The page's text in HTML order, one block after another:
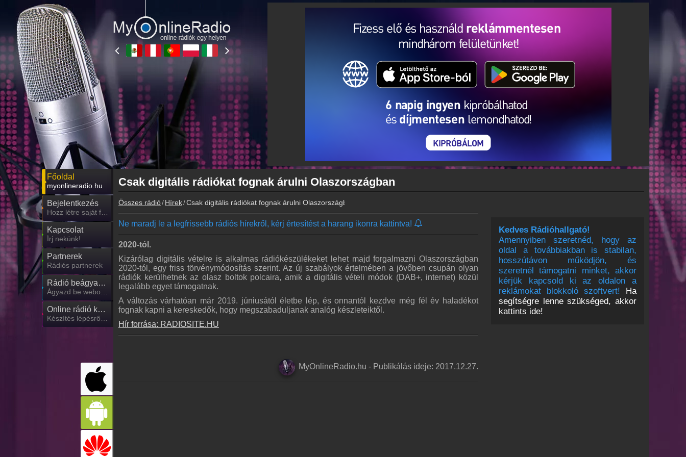
Főoldal
myonlineradio.hu
Bejelentkezés
Kapcsolat
Írj nekünk!
Partnerek
Rádiós partnerek
Rádió beágyazás
Online rádió készítés
Csak digitális rádiókat fognak árulni Olaszországban
Összes rádió Hírek Csak digitális rádiókat fognak árulni Olaszországban
Kedves Rádióhallgató!
Amennyiben szeretnéd, hogy az
oldal a továbbiakban is stabilan,
hosszútávon működjön, és
szeretnél támogatni minket, akkor
kérjük kapcsold ki az oldalon a
reklámokat blokkoló szoftvert! Ha
segítségre lenne szükséged, akkor
kattints ide!
Ne maradj le a legfrissebb rádiós hírekről, kérj értesítést a harang ikonra kattintva!
2020-tól.
Kizárólag digitális vételre is alkalmas rádiókészülékeket lehet majd forgalmazni Olaszországban
2020-tól, egy friss törvénymódosítás szerint. Az új szabályok értelmében a jövőben csupán olyan
rádiók kerülhetnek az olasz boltok polcaira, amik a digitális vételi módok (DAB+, internet) közül
legalább egyet támogatnak.
A változás várhatóan már 2019. júniusától életbe lép, és onnantól kezdve még fél év haladékot
fognak kapni a kereskedők, hogy megszabaduljanak analóg készleteiktől.
Hír forrása: RADIOSITE.HU
MyOnlineRadio.hu - Publikálás ideje: 2017.12.27.